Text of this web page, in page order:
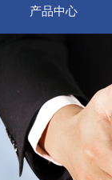
产品中心